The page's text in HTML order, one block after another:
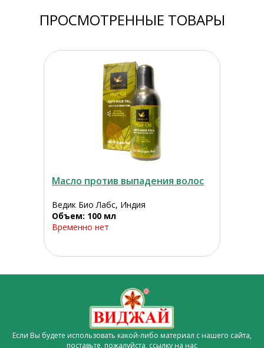
ПРОСМОТРЕННЫЕ ТОВАРЫ
Масло против выпадения волос
Ведик Био Лабс, Индия
Объем: 100 мл
Временно нет
Если Вы будете использовать какой-либо материал с нашего сайта,
поставьте, пожалуйста, ссылку на нас